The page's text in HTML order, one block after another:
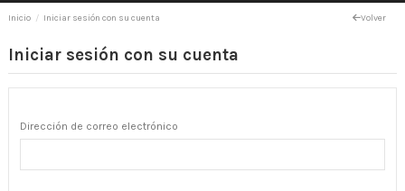
Inicio Iniciar sesión con su cuenta Volver
Iniciar sesión con su cuenta
Dirección de correo electrónico